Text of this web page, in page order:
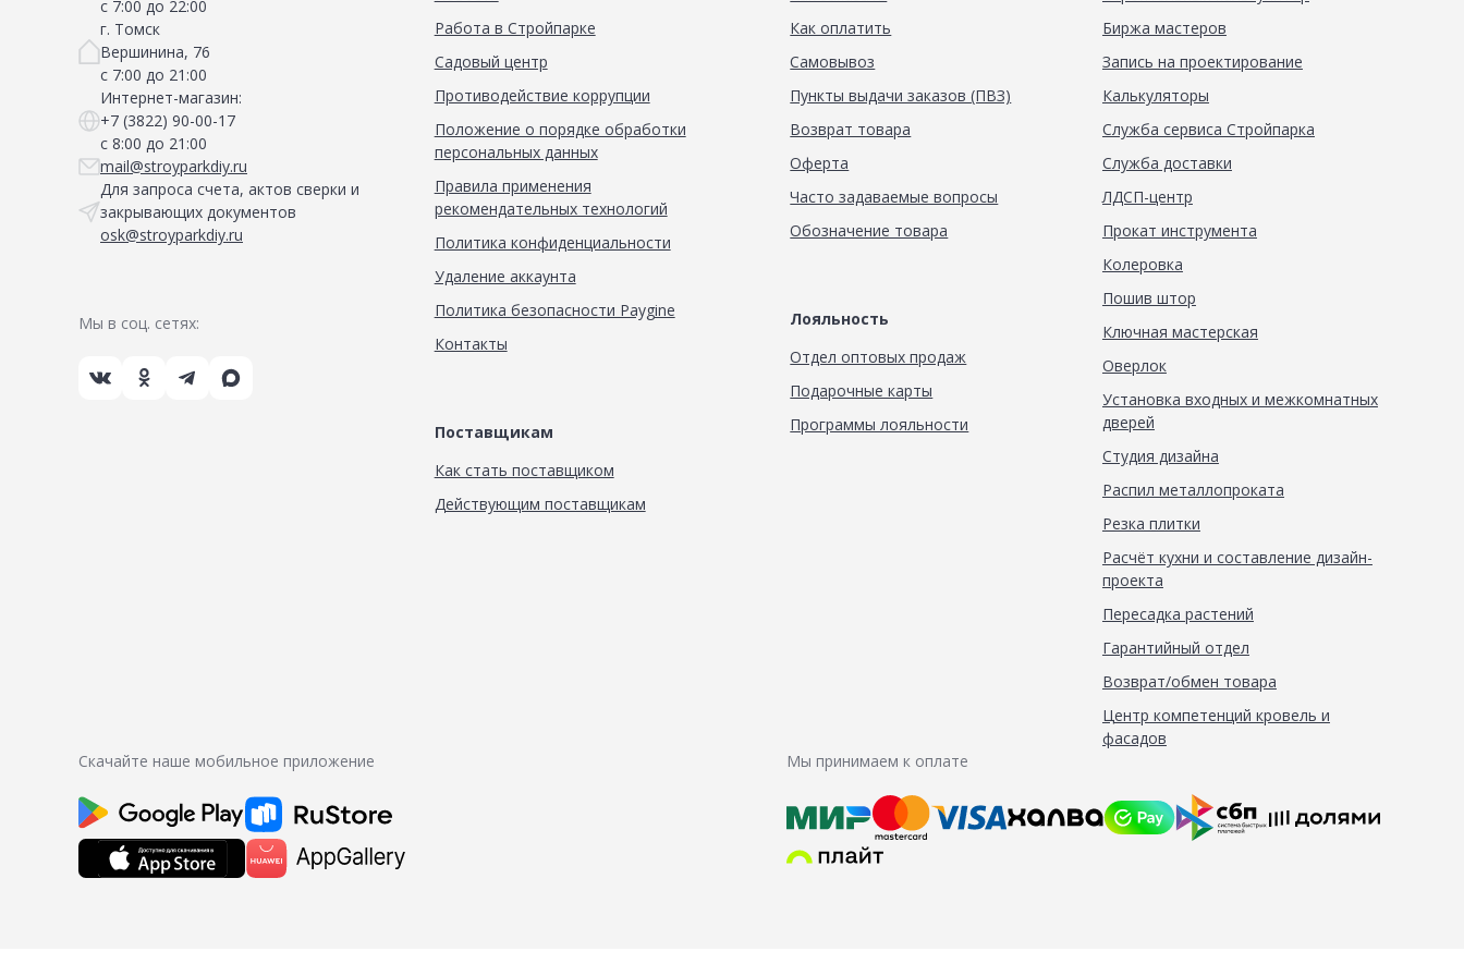
с 7:00 до 22:00
г. Томск
Вершинина, 76
с 7:00 до 21:00
Интернет-магазин:
+7 (3822) 90-00-17
с 8:00 до 21:00
mail@stroyparkdiy.ru
Для запроса счета, актов сверки и
закрывающих документов
osk@stroyparkdiy.ru
Мы в соц. сетях:
Работа в Стройпарке
Садовый центр
Противодействие коррупции
Положение о порядке обработки
персональных данных
Правила применения
рекомендательных технологий
Политика конфиденциальности
Удаление аккаунта
Политика безопасности Paygine
Контакты
Поставщикам
Как стать поставщиком
Действующим поставщикам
Как оплатить
Самовывоз
Пункты выдачи заказов (ПВЗ)
Возврат товара
Оферта
Часто задаваемые вопросы
Обозначение товара
Лояльность
Отдел оптовых продаж
Подарочные карты
Программы лояльности
Биржа мастеров
Запись на проектирование
Калькуляторы
Служба сервиса Стройпарка
Служба доставки
ЛДСП-центр
Прокат инструмента
Колеровка
Пошив штор
Ключная мастерская
Оверлок
Установка входных и межкомнатных
дверей
Студия дизайна
Распил металлопроката
Резка плитки
Расчёт кухни и составление дизайн-
проекта
Пересадка растений
Гарантийный отдел
Возврат/обмен товара
Центр компетенций кровель и
фасадов
Скачайте наше мобильное приложение
Мы принимаем к оплате